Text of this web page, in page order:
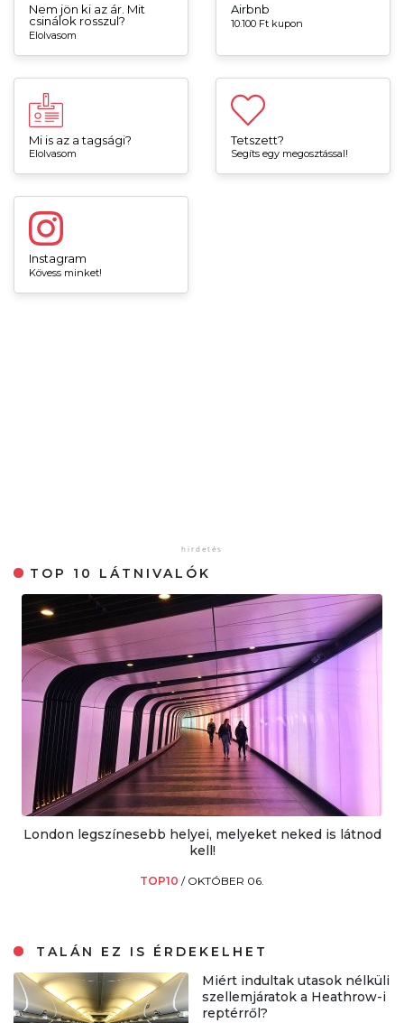
Nem jön ki az ár. Mit
csinálok rosszul?
Elolvasom
Airbnb
10.100 Ft kupon
Mi is az a tagsági?
Elolvasom
Tetszett?
Segíts egy megosztással!
Instagram
Kövess minket!
TOP 10 LÁTNIVALÓK
London legszínesebb helyei, melyeket neked is látnod
kell!
TOP10 / OKTÓBER 06.
TALÁN EZ IS ÉRDEKELHET
Miért indultak utasok nélküli
szellemjáratok a Heathrow-i
reptérről?